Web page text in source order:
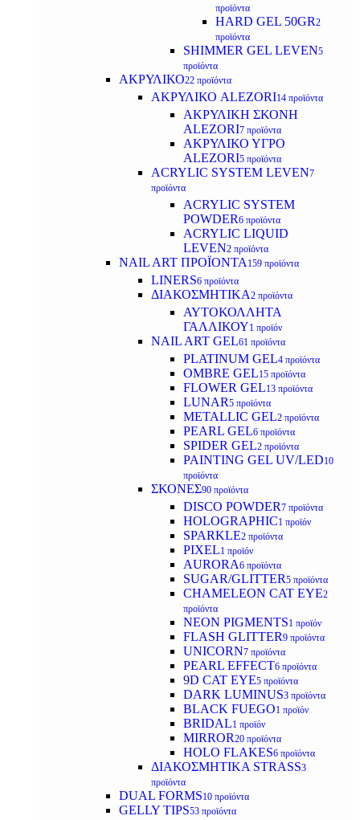
προϊόντα
HARD GEL 50GR2
προϊόντα
SHIMMER GEL LEVEN5
προϊόντα
ΑΚΡΥΛΙΚΟ22 προϊόντα
ΑΚΡΥΛΙΚΟ ALEZORI14 προϊόντα
ΑΚΡΥΛΙΚΗ ΣΚΟΝΗ
ALEZORI7 προϊόντα
ΑΚΡΥΛΙΚΟ ΥΓΡΟ
ALEZORI5 προϊόντα
ACRYLIC SYSTEM LEVEN7
προϊόντα
ACRYLIC SYSTEM
POWDER6 προϊόντα
ACRYLIC LIQUID
LEVEN2 προϊόντα
NAIL ART ΠΡΟΪΟΝΤΑ 159 προϊόντα
LINERS6 προϊόντα
ΔΙΑΚΟΣΜΗΤΙΚΑ2 προϊόντα
ΑΥΤΟΚΟΛΛΗΤΑ
ΓΑΛΛΙΚΟΥ1 προϊόν
NAIL ART GEL61 προϊόντα
PLATINUM GEL4 προϊόντα
OMBRE GEL15 προϊόντα
FLOWER GEL13 προϊόντα
LUNAR5 προϊόντα
METALLIC GEL2 προϊόντα
PEARL GEL6 προϊόντα
SPIDER GEL2 προϊόντα
PAINTING GEL UV/LED10
προϊόντα
ΣΚΟΝΕΣ90 προϊόντα
DISCO POWDER7 προϊόντα
HOLOGRAPHIC1 προϊόν
SPARKLE2 προϊόντα
PIXEL1 προϊόν
AURORA6 προϊόντα
SUGAR/GLITTER5 προϊόντα
CHAMELEON CAT EYE2
προϊόντα
NEON PIGMENTS1 προϊόν
FLASH GLITTER9 προϊόντα
UNICORN7 προϊόντα
PEARL EFFECT6 προϊόντα
9D CAT EYE5 προϊόντα
DARK LUMINUS3 προϊόντα
BLACK FUEGO1 προϊόν
BRIDAL1 προϊόν
MIRROR20 προϊόντα
HOLO FLAKES6 προϊόντα
ΔΙΑΚΟΣΜΗΤΙΚΑ STRASS3
προϊόντα
DUAL FORMS10 προϊόντα
GELLY TIPS53 προϊόντα